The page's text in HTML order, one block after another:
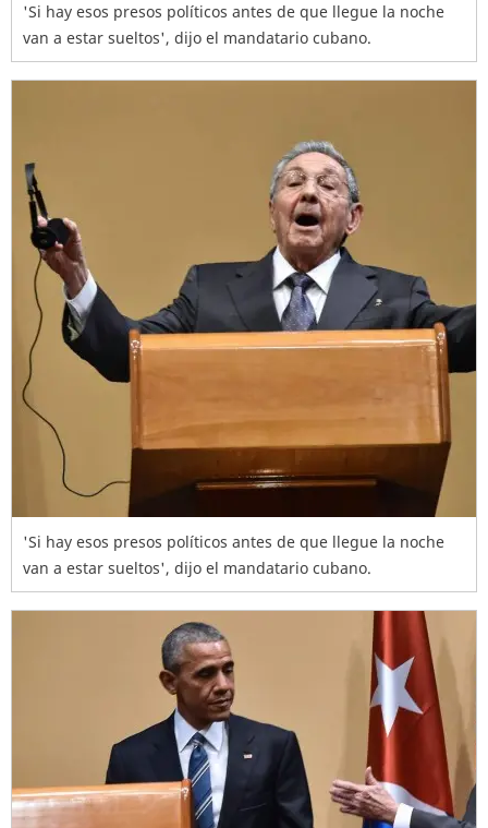
'Si hay esos presos políticos antes de que llegue la noche
van a estar sueltos', dijo el mandatario cubano.
'Si hay esos presos políticos antes de que llegue la noche
van a estar sueltos', dijo el mandatario cubano.